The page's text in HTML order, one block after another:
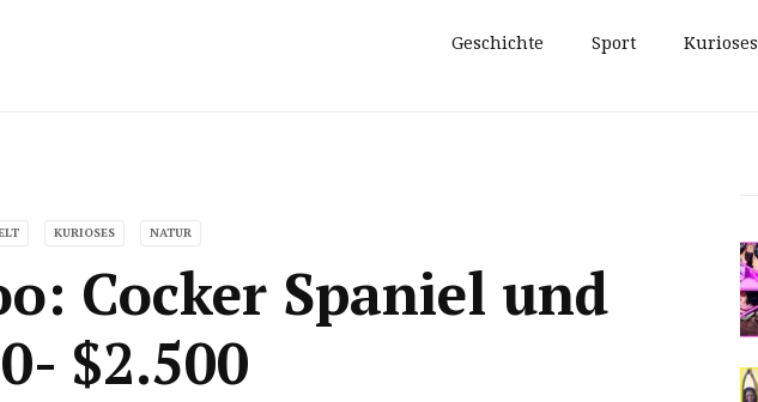
Geschichte Sport Kurioses
KURIOSES NATUR
Cocker Spaniel und
$2.500